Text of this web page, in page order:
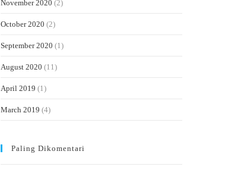
November 2020 (2)
October 2020 (2)
September 2020 (1)
August 2020 (11)
April 2019 (1)
March 2019 (4)
Paling Dikomentari